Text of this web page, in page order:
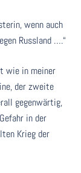
wenn auch
Russland ….“
wie in meiner
der zweite
gegenwärtig,
in der
Krieg der